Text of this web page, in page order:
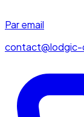
Par email
contact@lodgic-